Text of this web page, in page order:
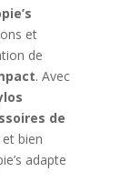
et
de
. Avec
de
bien
adapte